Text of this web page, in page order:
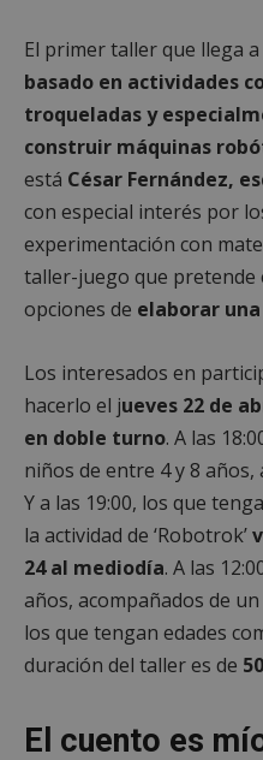
El primer taller que llega
basado en actividades
troqueladas y
construir máquinas
está César Fernández,
con especial interés por
experimentación con
taller-juego que
opciones de elaborar
Los interesados en
hacerlo el jueves 22 de
en doble turno. A las
niños de entre 4 y 8
Y a las 19:00, los que
la actividad de ‘Robotrok’
24 al mediodía. A las
años, acompañados de
los que tengan edades
duración del taller es de
El cuento es